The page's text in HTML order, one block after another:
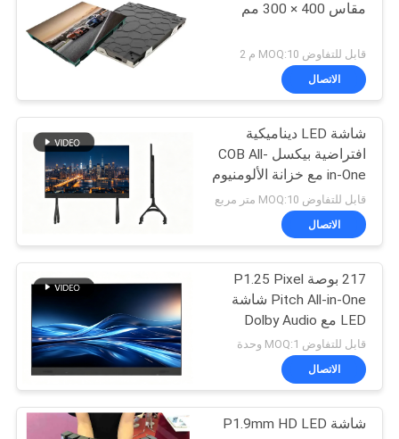
مقاس 400 × 300 مم
قابل للتفاوض MOQ:10 م 2
الاتصال
شاشة LED ديناميكية
افتراضية بيكسل COB All-
in-One مع خزانة الألومنيوم
المصبوبة بالموت ومعدل
تحديث 3840 هرتز للتعليم
قابل للتفاوض MOQ:10 متر مربع
الاتصال
217 بوصة P1.25 Pixel
Pitch All-in-One شاشة
LED مع Dolby Audio
للمؤتمرات الذكية
قابل للتفاوض MOQ:1 وحدة
الاتصال
شاشة P1.9mm HD LED